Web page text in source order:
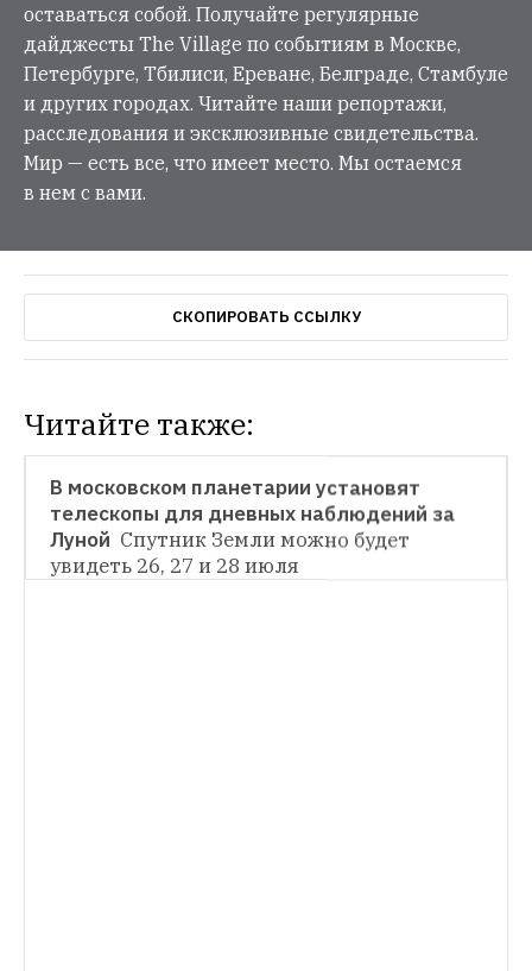
оставаться собой. Получайте регулярные
дайджесты The Village по событиям в Москве,
Петербурге, Тбилиси, Ереване, Белграде, Стамбуле
и других городах. Читайте наши репортажи,
расследования и эксклюзивные свидетельства.
Мир — есть все, что имеет место. Мы остаемся
в нем с вами.
СКОПИРОВАТЬ ССЫЛКУ
Читайте также:
НОВОСТИ
Сколько россиян подвержены влиянию
НОВОСТИ
В московском планетарии установят
телескопы для дневных наблюдений за
Луной Спутник Земли можно будет
увидеть 26, 27 и 28 июля